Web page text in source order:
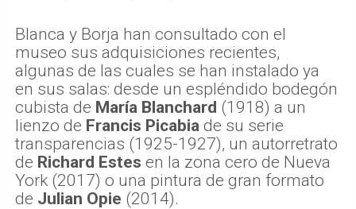
Blanca y Borja han consultado con el
museo sus adquisiciones recientes,
algunas de las cuales se han instalado ya
en sus salas: desde un espléndido bodegón
cubista de María Blanchard (1918) a un
lienzo de Francis Picabia de su serie
transparencias (1925-1927), un autorretrato
de Richard Estes en la zona cero de Nueva
York (2017) o una pintura de gran formato
de Julian Opie (2014).